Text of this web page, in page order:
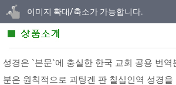
이미지 확대/축소가 가능합니다.
성경은 `본문`에 충실한 한국 교회 공용 번
분은 원칙적으로 괴팅겐 판 칠십인역 성경